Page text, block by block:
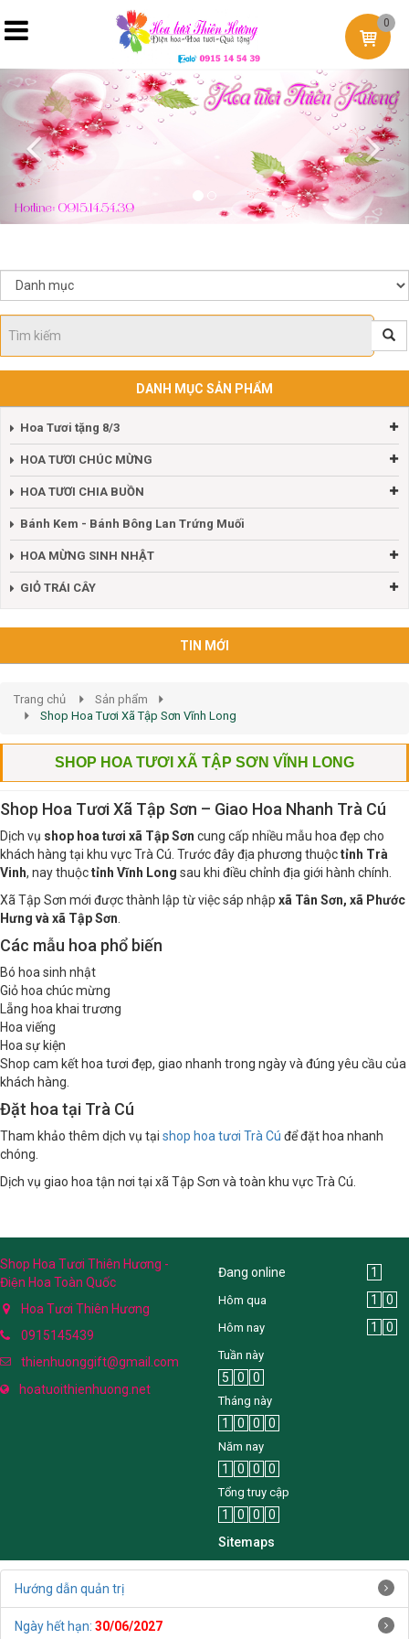
0
Previous
DANH MỤC SẢN PHẨM
Hoa Tươi tặng 8/3
HOA TƯƠI CHÚC MỪNG
HOA TƯƠI CHIA BUỒN
Bánh Kem - Bánh Bông Lan Trứng Muối
HOA MỪNG SINH NHẬT
GIỎ TRÁI CÂY
TIN MỚI
Trang chủ
Sản phẩm
Shop Hoa Tươi Xã Tập Sơn Vĩnh Long
SHOP HOA TƯƠI XÃ TẬP SƠN VĨNH LONG
Shop Hoa Tươi Xã Tập Sơn – Giao Hoa Nhanh Trà Cú
Dịch vụ shop hoa tươi xã Tập Sơn cung cấp nhiều mẫu hoa đẹp cho
khách hàng tại khu vực Trà Cú. Trước đây địa phương thuộctỉnh Trà
Vinh, nay thuộctỉnh Vĩnh Long sau khi điều chỉnh địa giới hành chính.
Xã Tập Sơn mới được thành lập từ việc sáp nhập xã Tân Sơn, xã Phước
Hưng và xã Tập Sơn
Các mẫu hoa phổ biến
Bó hoa sinh nhật
Giỏ hoa chúc mừng
Lẵng hoa khai trương
Hoa viếng
Hoa sự kiện
Shop cam kết hoa tươi đẹp, giao nhanh trong ngày và đúng yêu cầu của
khách hàng.
Đặt hoa tại Trà Cú
Tham khảo thêm dịch vụ tại shop hoa tươi Trà Cú để đặt hoa nhanh
chóng.
Dịch vụ giao hoa tận nơi tại xã Tập Sơn và toàn khu vực Trà Cú.
Shop Hoa Tươi Thiên Hương -
Điện Hoa Toàn Quốc
Hoa Tươi Thiên Hương
0915145439
thienhuonggift@gmail.com
hoatuoithienhuong.net
Đang online 1
Hôm qua 1 0
Hôm nay 1 0
Tuần này
5 0 0
Tháng này
1 0 0 0
Năm nay
1 0 0 0
Tổng truy cập
1 0 0
0
Sitemaps
Hướng dẫn quản trị
Ngày hết hạn: 30/06/2027